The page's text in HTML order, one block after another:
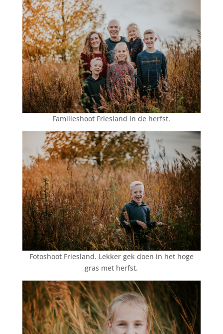
Familieshoot Friesland in de herfst.
Fotoshoot Friesland. Lekker gek doen in het hoge
gras met herfst.